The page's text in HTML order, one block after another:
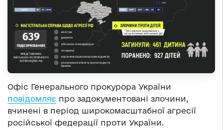
Офіс Генерального прокурора України
повідомляє про задокументовані злочини,
вчинені в період широкомасштабної агресії
російської федерації проти України.